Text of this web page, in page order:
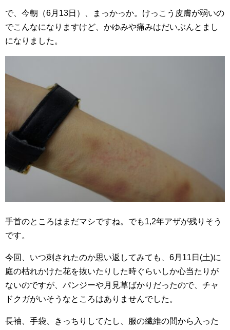
で、今朝（6月13日）、まっかっか。けっこう皮膚が弱いの
でこんなになりますけど、かゆみや痛みはだいぶんとまし
になりました。
手首のところはまだマシですね。でも1,2年アザが残りそう
です。
今回、いつ刺されたのか思い返してみても、6月11日(土)に
庭の枯れかけた花を抜いたりした時ぐらいしか心当たりが
ないのですが、パンジーや月見草ばかりだったので、チャ
ドクガがいそうなところはありませんでした。
長袖、手袋、きっちりしてたし、服の繊維の間から入った